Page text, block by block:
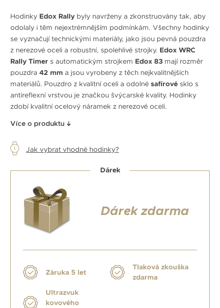
Hodinky Edox Rally byly navrženy a zkonstruovány tak, aby
odolaly i těm nejextrémnějším podmínkám. Všechny hodinky
se vyznačují technickými materiály, jako jsou pevná pouzdra
z nerezové oceli a robustní, spolehlivé strojky. Edox WRC
Rally Timer s automatickým strojkem Edox 83 mají rozměr
pouzdra 42 mm a jsou vyrobeny z těch nejkvalitnějších
materiálů. Pouzdro z kvalitní oceli a odolné safírové sklo s
antireflexní vrstvou je značkou švýcarské kvality. Hodinky
zdobí kvalitní ocelový náramek z nerezové oceli.
Více o produktu
Jak vybrat vhodné hodinky?
Dárek
Dárek zdarma
Záruka 5 let
Tlaková zkouška
zdarma
Ultrazvuk
kovového